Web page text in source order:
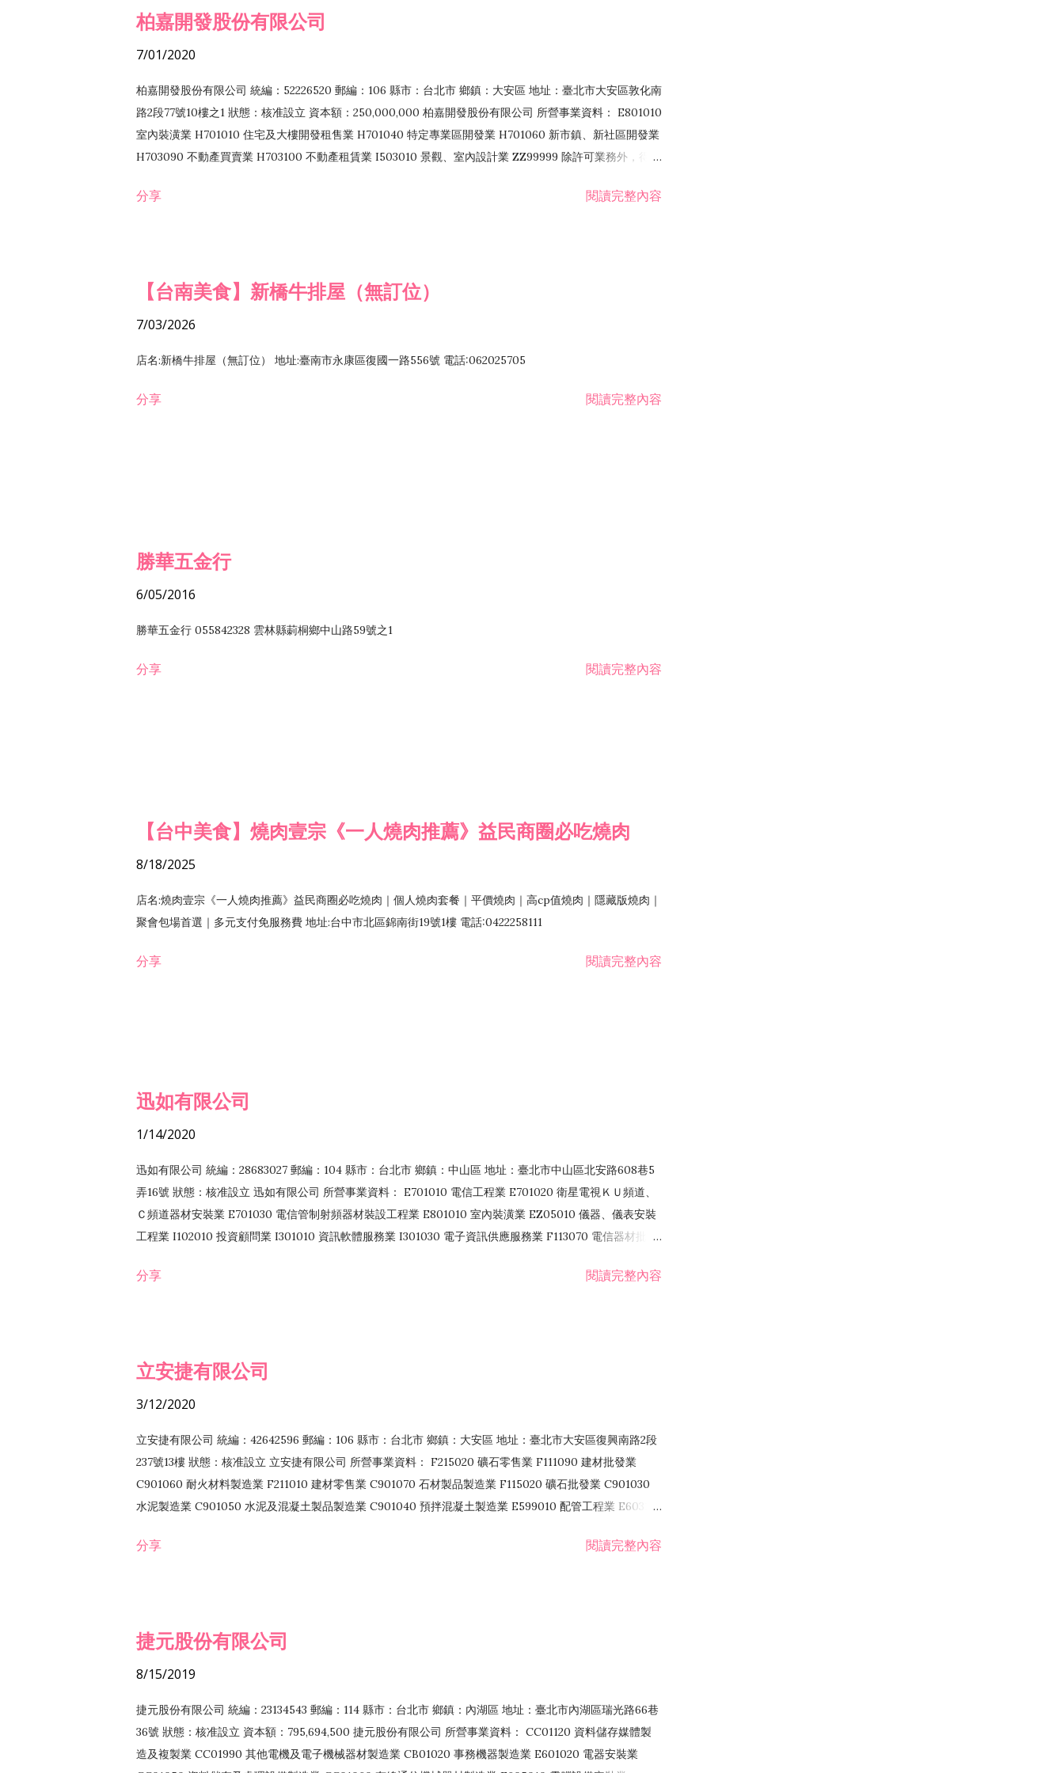
柏嘉開發股份有限公司
7/01/2020
柏嘉開發股份有限公司 統編：52226520 郵編：106 縣市：台北市 鄉鎮：大安區 地址：臺北市大安區敦化南
路2段77號10樓之1 狀態：核准設立 資本額：250,000,000 柏嘉開發股份有限公司 所營事業資料： E801010
室內裝潢業 H701010 住宅及大樓開發租售業 H701040 特定專業區開發業 H701060 新市鎮、新社區開發業
H703090 不動產買賣業 H703100 不動產租賃業 I503010 景觀、室內設計業 ZZ99999 除許可業務外，得經
分享 閱讀完整內容
【台南美食】新橋牛排屋（無訂位）
7/03/2026
店名:新橋牛排屋（無訂位） 地址:臺南市永康區復國一路556號 電話:062025705
分享 閱讀完整內容
勝華五金行
6/05/2016
勝華五金行 055842328 雲林縣莿桐鄉中山路59號之1
分享 閱讀完整內容
【台中美食】燒肉壹宗《一人燒肉推薦》益民商圈必吃燒肉
8/18/2025
店名:燒肉壹宗《一人燒肉推薦》益民商圈必吃燒肉｜個人燒肉套餐｜平價燒肉｜高cp值燒肉｜隱藏版燒肉｜
聚會包場首選｜多元支付免服務費 地址:台中市北區錦南街19號1樓 電話:0422258111
分享 閱讀完整內容
迅如有限公司
1/14/2020
迅如有限公司 統編：28683027 郵編：104 縣市：台北市 鄉鎮：中山區 地址：臺北市中山區北安路608巷5
弄16號 狀態：核准設立 迅如有限公司 所營事業資料： E701010 電信工程業 E701020 衛星電視ＫＵ頻道、
Ｃ頻道器材安裝業 E701030 電信管制射頻器材裝設工程業 E801010 室內裝潢業 EZ05010 儀器、儀表安裝
工程業 I102010 投資顧問業 I301010 資訊軟體服務業 I301030 電子資訊供應服務業 F113070 電信器材批發
務 F102030 菸酒批發業 F203020 菸酒零售業 F401171 酒類輸入業
分享 閱讀完整內容
立安捷有限公司
3/12/2020
立安捷有限公司 統編：42642596 郵編：106 縣市：台北市 鄉鎮：大安區 地址：臺北市大安區復興南路2段
237號13樓 狀態：核准設立 立安捷有限公司 所營事業資料： F215020 礦石零售業 F111090 建材批發業
C901060 耐火材料製造業 F211010 建材零售業 C901070 石材製品製造業 F115020 礦石批發業 C901030
水泥製造業 C901050 水泥及混凝土製品製造業 C901040 預拌混凝土製造業 E599010 配管工程業 E603110
EZ99990 其他工程業 F102170 食品什貨批發業 F106020 日常用品批發業 F108031 醫療器材批發業
分享 閱讀完整內容
捷元股份有限公司
8/15/2019
捷元股份有限公司 統編：23134543 郵編：114 縣市：台北市 鄉鎮：內湖區 地址：臺北市內湖區瑞光路66巷
36號 狀態：核准設立 資本額：795,694,500 捷元股份有限公司 所營事業資料： CC01120 資料儲存媒體製
造及複製業 CC01990 其他電機及電子機械器材製造業 CB01020 事務機器製造業 E601020 電器安裝業